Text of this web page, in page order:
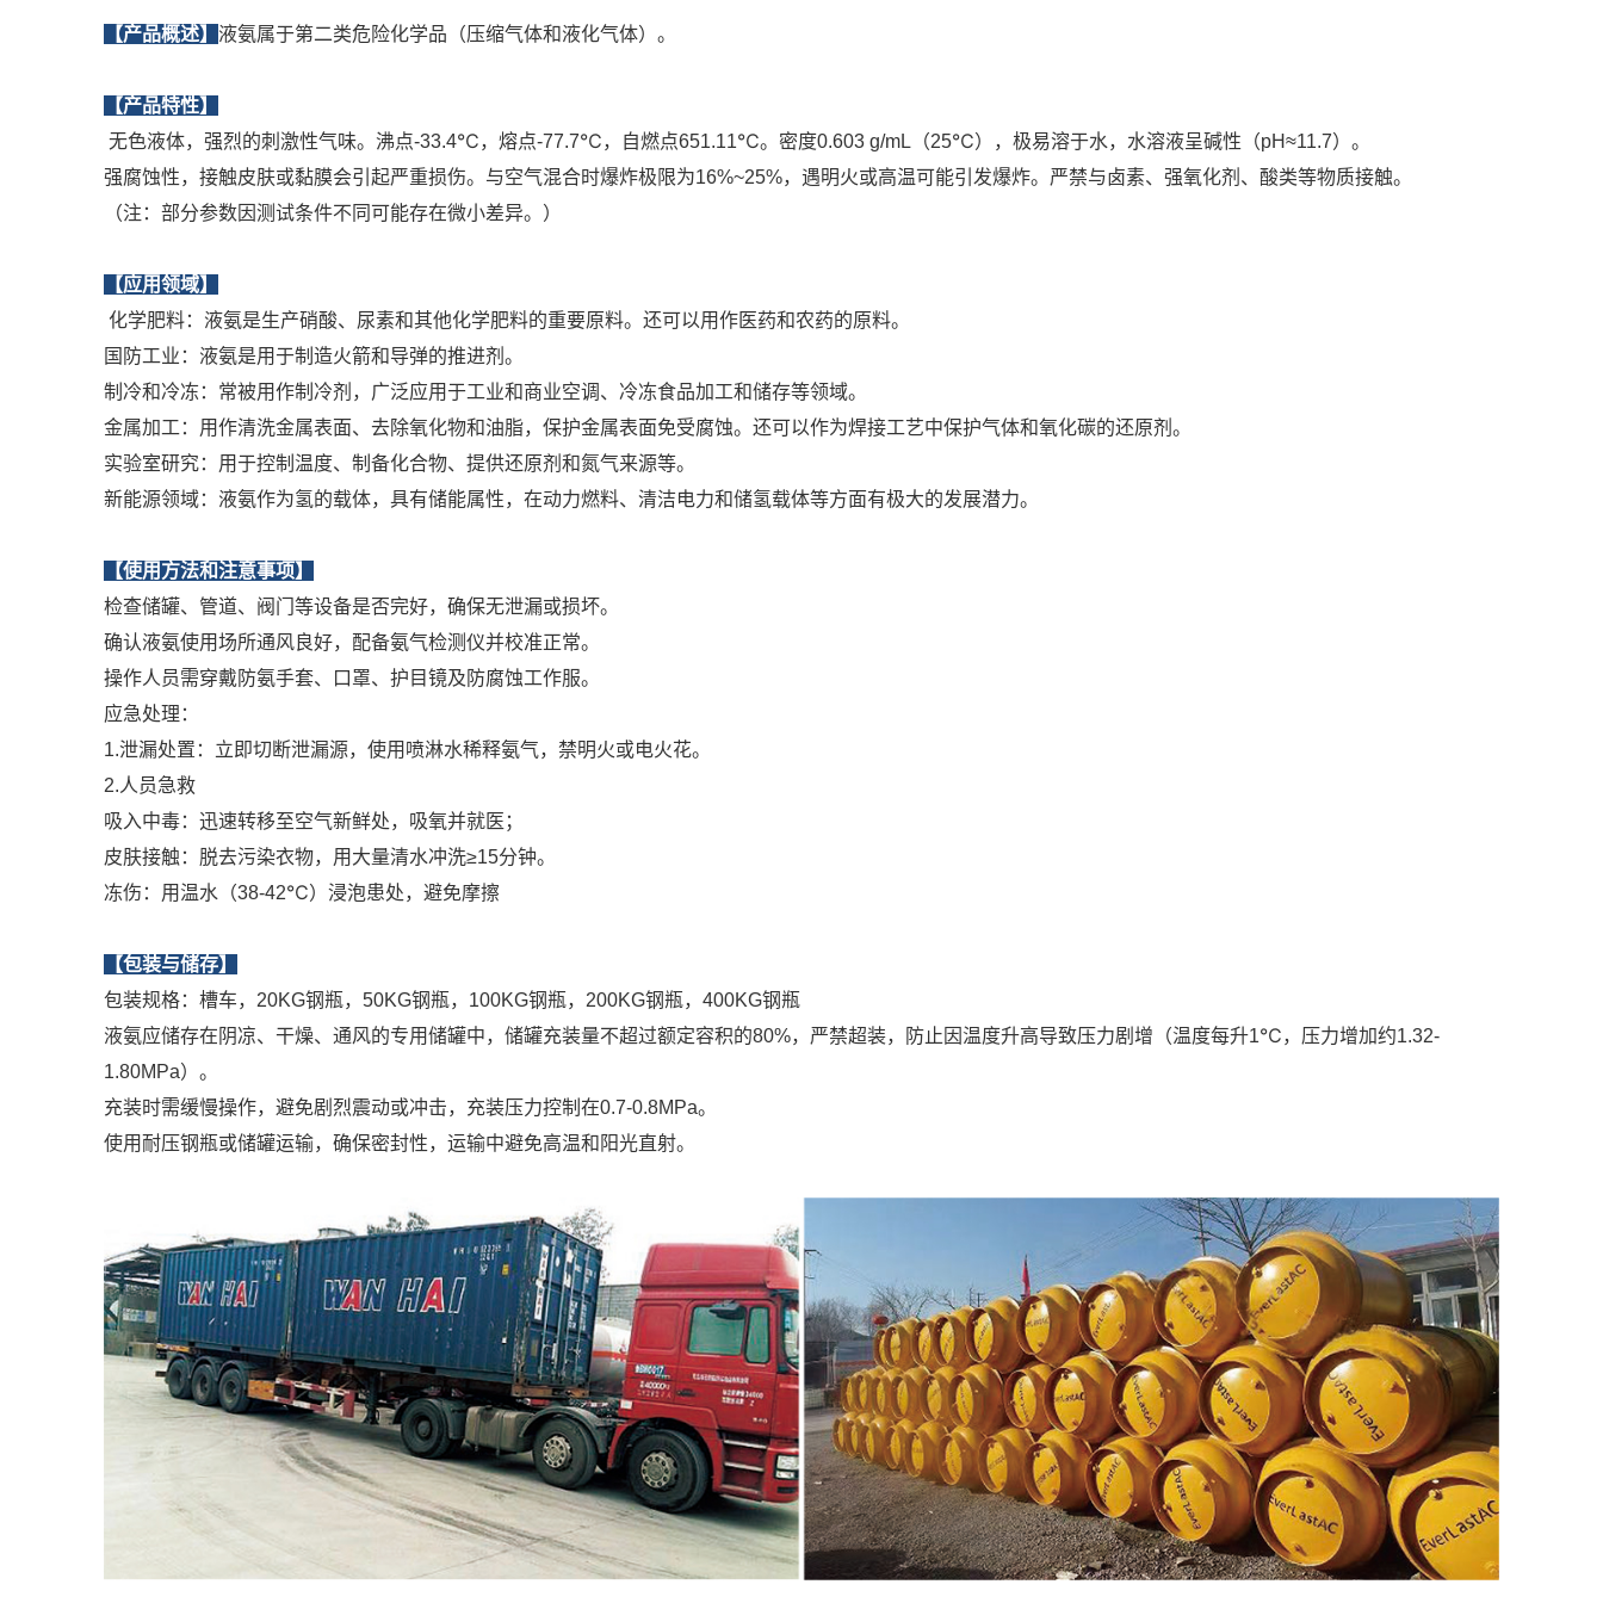
【产品概述】 液氨属于第二类危险化学品（压缩气体和液化气体）。
【产品特性】
无色液体，强烈的刺激性气味。沸点-33.4℃，熔点-77.7℃，自燃点651.11℃。密度0.603 g/mL（25℃），极易溶于水，水溶液呈碱性（pH≈11.7）。‌
强腐蚀性，接触皮肤或黏膜会引起严重损伤。与空气混合时爆炸极限为16%~25%，遇明火或高温可能引发爆炸。严禁与卤素、强氧化剂、酸类等物质接触。
（注：部分参数因测试条件不同可能存在微小差异。）
【应用领域】
‌ 化学肥料‌：液氨是生产硝酸、尿素和其他化学肥料的重要原料。还可以用作医药和农药的原料。
‌国防工业‌：液氨是用于制造火箭和导弹的推进剂。
‌制冷和冷冻‌：常被用作制冷剂，广泛应用于工业和商业空调、冷冻食品加工和储存等领域。
‌金属加工‌：用作清洗金属表面、去除氧化物和油脂，保护金属表面免受腐蚀。还可以作为焊接工艺中保护气体和氧化碳的还原剂。
‌实验室研究‌：用于控制温度、制备化合物、提供还原剂和氮气来源等。
‌新能源领域‌：液氨作为氢的载体，具有储能属性，在动力燃料、清洁电力和储氢载体等方面有极大的发展潜力。
【使用方法和注意事项】
检查储罐、管道、阀门等设备是否完好，确保无泄漏或损坏。
确认液氨使用场所通风良好，配备氨气检测仪并校准正常。
操作人员需穿戴防氨手套、口罩、护目镜及防腐蚀工作服‌。
应急处理：
1.‌泄漏处置‌：立即切断泄漏源，使用喷淋水稀释氨气，禁明火或电火花‌。
2.‌人员急救‌
‌吸入中毒‌：迅速转移至空气新鲜处，吸氧并就医；
‌皮肤接触‌：脱去污染衣物，用大量清水冲洗≥15分钟‌。
‌冻伤‌：用温水（38-42℃）浸泡患处，避免摩擦
【包装与储存】
包装规格：槽车，20KG钢瓶，50KG钢瓶，100KG钢瓶，200KG钢瓶，400KG钢瓶
液氨应储存在阴凉、干燥、通风的专用储罐中，储罐充装量不超过额定容积的80%，严禁超装，防止因温度升高导致压力剧增（温度每升1℃，压力增加约1.32-
1.80MPa）。
充装时需缓慢操作，避免剧烈震动或冲击，充装压力控制在0.7-0.8MPa‌。
使用耐压钢瓶或储罐运输，确保密封性，运输中避免高温和阳光直射‌。‌